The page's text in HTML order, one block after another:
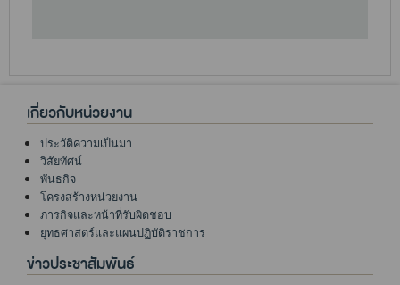
เกี่ยวกับหน่วยงาน
ประวัติความเป็นมา
วิสัยทัศน์
พันธกิจ
โครงสร้างหน่วยงาน
ภารกิจและหน้าที่รับผิดชอบ
ยุทธศาสตร์และแผนปฏิบัติราชการ
ข่าวประชาสัมพันธ์